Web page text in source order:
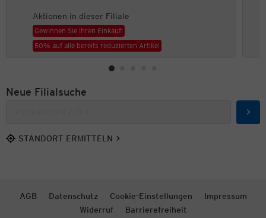
Aktionen in dieser Filiale
Gewinnen Sie Ihren Einkauf!
50% auf alle bereits reduzierten Artikel
Neue Filialsuche
STANDORT ERMITTELN
AGB Datenschutz Cookie-Einstellungen
Impressum
Widerruf
Barrierefreiheit